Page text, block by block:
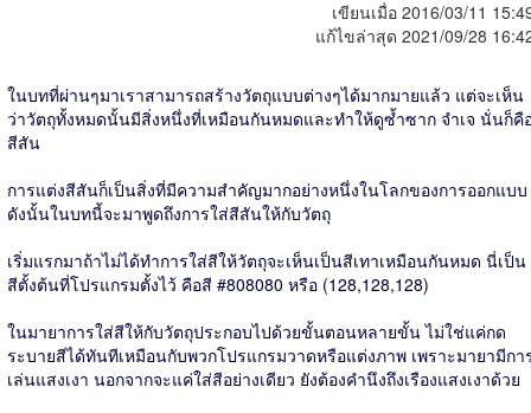
เขียนเมื่อ 2016/03/11
แก้ไขล่าสุด 2021/09/28
ในบทที่ผ่านๆมาเราสามารถสร้างวัตถุแบบต่างๆได้มากมายแล้ว แต่จะเห็น
ว่าวัตถุทั้งหมดนั้นมีสิ่งหนึ่งที่เหมือนกันหมดและทำให้ดูซ้ำซาก จำเจ นั่นก็คื
สีสัน
การแต่งสีสันก็เป็นสิ่งที่มีความสำคัญมากอย่างหนึ่งในโลกของการออกแบบ
ดังนั้นในบทนี้จะมาพูดถึงการใส่สีสันให้กับวัตถุ
เริ่มแรกมาถ้าไม่ได้ทำการใส่สีให้วัตถุจะเห็นเป็นสีเทาเหมือนกันหมด นี่เป็น
สีตั้งต้นที่โปรแกรมตั้งไว้ คือสี #808080 หรือ (128,128,128)
ในมายาการใส่สีให้กับวัตถุประกอบไปด้วยขั้นตอนหลายขั้น ไม่ใช่แค่กด
ระบายสีได้ทันทีเหมือนกับพวกโปรแกรมวาดหรือแต่งภาพ เพราะมายามีกา
เล่นแสงเงา นอกจากจะแค่ใส่สีอย่างเดียว ยังต้องคำนึงถึงเรืองแสงเงาด้วย